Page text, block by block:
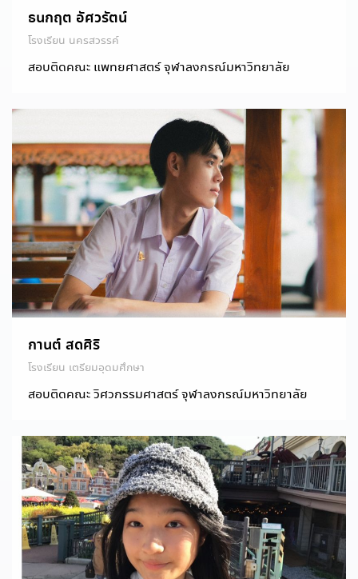
ธนกฤต อัศวรัตน์
โรงเรียน นครสวรรค์
สอบติดคณะ แพทยศาสตร์ จุฬาลงกรณ์มหาวิทยาลัย
กานต์ สดศิริ
โรงเรียน เตรียมอุดมศึกษา
สอบติดคณะ วิศวกรรมศาสตร์ จุฬาลงกรณ์มหาวิทยาลัย